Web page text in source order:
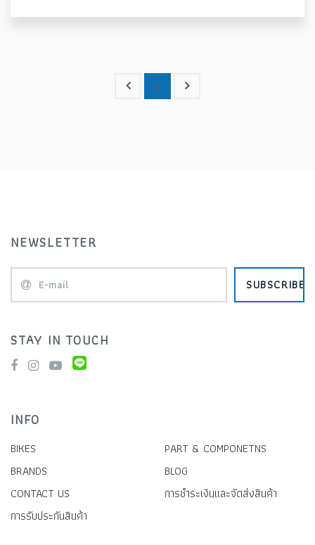
1
NEWSLETTER
SUBSCRIBE
STAY IN TOUCH
INFO
BIKES
PART & COMPONETNS
BRANDS
BLOG
CONTACT US
การชำระเงินและจัดส่งสินค้า
การรับประกันสินค้า